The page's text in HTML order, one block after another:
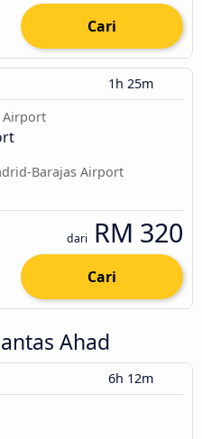
Cari
1h 25m
Airport
Barajas Airport
dari RM 320
Cari
Ahad
6h 12m